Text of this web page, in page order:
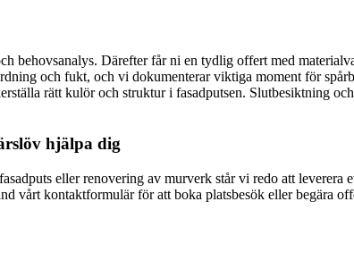
behovsanalys. Därefter får ni en tydlig offert med
och fukt, och vi dokumenterar viktiga moment för
rätt kulör och struktur i fasadputsen. Slutbesiktning
hjälpa dig
eller renovering av murverk står vi redo att
vårt kontaktformulär för att boka platsbesök eller begära